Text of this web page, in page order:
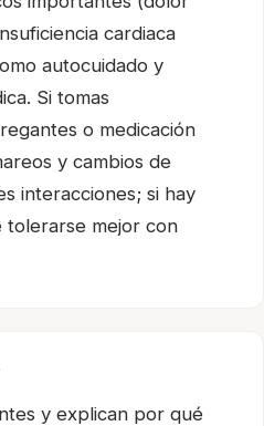
cardiaca
autocuidado y
Si tomas
o medicación
y cambios de
interacciones; si hay
tolerarse mejor con
y explican por qué